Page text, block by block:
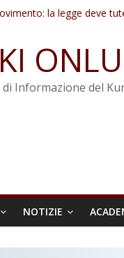
la legge deve
situazione di Rêber
internazionale
legge negativa deve
di Informazione del
NOTIZIE